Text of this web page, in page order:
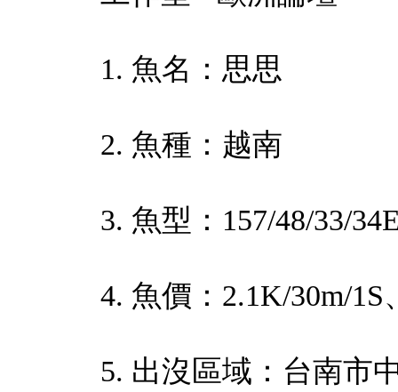
1. 魚名：思思
2. 魚種：越南
3. 魚型：157/48/33/
4. 魚價：2.1K/30m/1S
5. 出沒區域：台南市